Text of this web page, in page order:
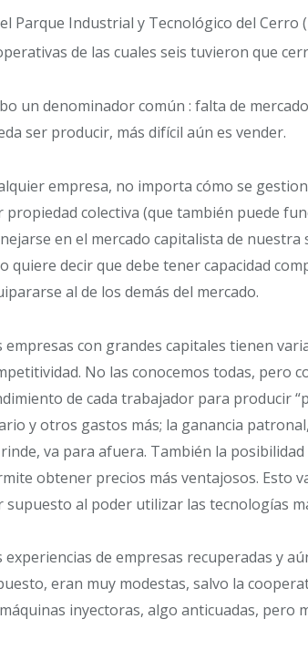
Parque Industrial y Tecnológico del
de las cuales seis tuvieron que
un denominador común : falta de
ser producir, más difícil aún es vender.
empresa, no importa cómo se
propiedad colectiva (que también puede
en el mercado capitalista de
quiere decir que debe tener capacidad
al de los demás del mercado.
empresas con grandes capitales tienen
No las conocemos todas, pero
de cada trabajador para producir
y otros gastos más; la ganancia
va para afuera. También la
obtener precios más ventajosos. Esto
supuesto al poder utilizar las tecnologías
experiencias de empresas recuperadas y
eran muy modestas, salvo la
inyectoras, algo anticuadas, pero